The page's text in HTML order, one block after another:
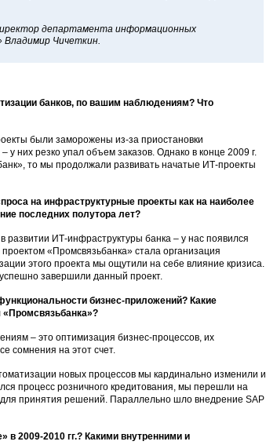
департамента информационных
Владимир Чичеткин.
банков, по вашим наблюдениям? Что
были заморожены из-за приостановки
них резко упал объем заказов. Однако в конце 2009 г.
то мы продолжали развивать начатые ИТ-проекты
на инфраструктурные проекты как на наиболее
последних полутора лет?
ИТ-инфраструктуры банка – у нас появился
«Промсвязьбанка» стала организация
этого проекта мы ощутили на себе влияние кризиса.
завершили данный проект.
бизнес-приложений? Какие
– это оптимизация бизнес-процессов, их
сомнения на этот счет.
новых процессов мы кардинально изменили и
процесс розничного кредитования, мы перешли на
принятия решений. Параллельно шло внедрение SAP
2009-2010 гг.? Какими внутренними и